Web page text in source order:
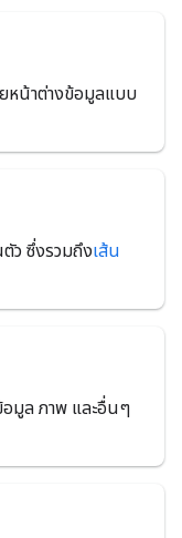
หน้าต่างข้อมูลแบบ
ว ซึ่งรวมถึงเส้น
อมูล ภาพ และอื่นๆ